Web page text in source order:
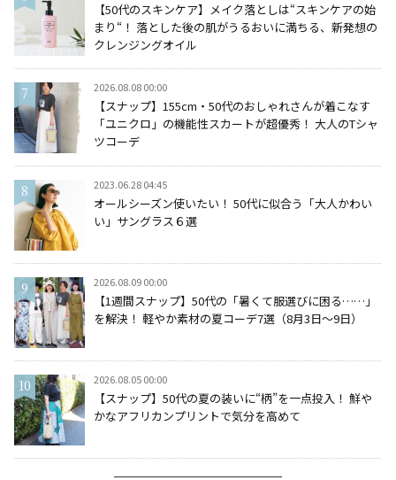
【50代のスキンケア】メイク落としは“スキンケアの始
まり“！ 落とした後の肌がうるおいに満ちる、新発想の
クレンジングオイル
2026.08.08 00:00
【スナップ】155cm・50代のおしゃれさんが着こなす
「ユニクロ」の機能性スカートが超優秀！ 大人のTシャ
ツコーデ
2023.06.28 04:45
オールシーズン使いたい！ 50代に似合う「大人かわい
い」サングラス６選
2026.08.09 00:00
【1週間スナップ】50代の「暑くて服選びに困る……」
を解決！ 軽やか素材の夏コーデ7選（8月3日～9日）
2026.08.05 00:00
【スナップ】50代の夏の装いに“柄”を一点投入！ 鮮や
かなアフリカンプリントで気分を高めて